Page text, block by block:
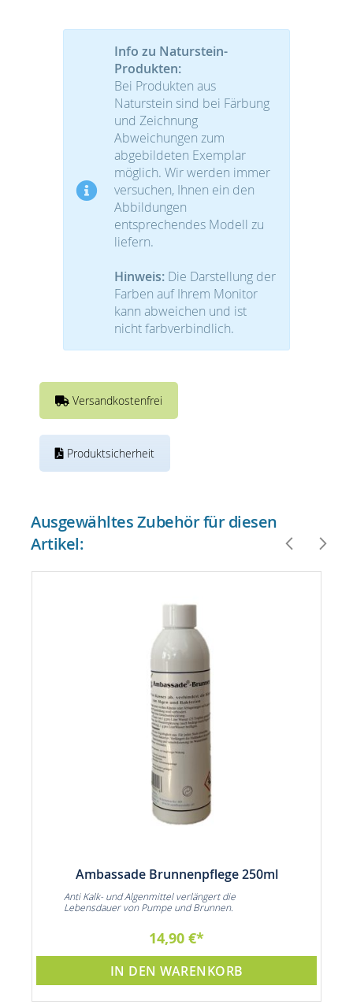
Info zu Naturstein-
Produkten:
Bei Produkten aus
Naturstein sind bei Färbung
und Zeichnung
Abweichungen zum
abgebildeten Exemplar
möglich. Wir werden immer
versuchen, Ihnen ein den
Abbildungen
entsprechendes Modell zu
liefern.
Hinweis: Die Darstellung der
Farben auf Ihrem Monitor
kann abweichen und ist
nicht farbverbindlich.
Versandkostenfrei
Produktsicherheit
Ausgewähltes Zubehör für diesen
Artikel:
Ambassade Brunnenpflege 250ml
Anti Kalk- und Algenmittel verlängert die
Lebensdauer von Pumpe und Brunnen.
14,90 €
IN DEN WARENKORB